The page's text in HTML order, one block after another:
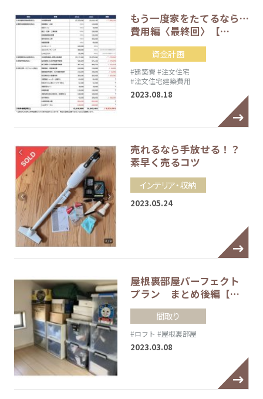
もう一度家をたてるなら…
費用編〈最終回〉【…
資金計画
#建築費 #注文住宅
#注文住宅建築費用
2023.08.18
売れるなら手放せる！？
素早く売るコツ
インテリア・収納
2023.05.24
屋根裏部屋パーフェクト
プラン まとめ後編【…
間取り
#ロフト #屋根裏部屋
2023.03.08